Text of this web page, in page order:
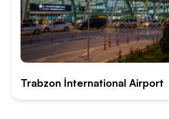
Trabzon İnternational Airport